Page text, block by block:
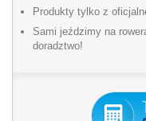
Produkty tylko z
Sami jeździmy na
doradztwo!